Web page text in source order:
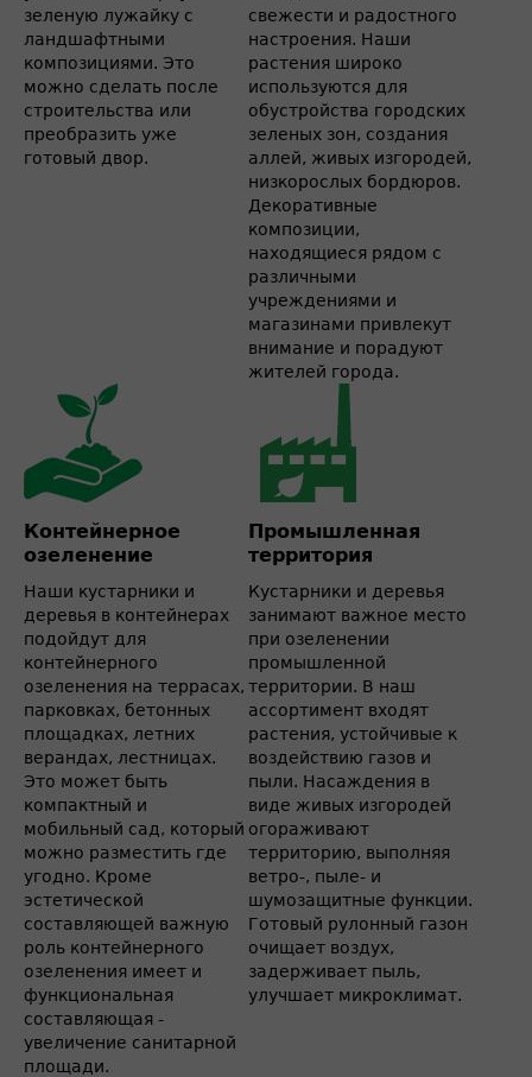
зеленую лужайку с
ландшафтными
композициями. Это
можно сделать после
строительства или
преобразить уже
готовый двор.
свежести и радостного
настроения. Наши
растения широко
используются для
обустройства городских
зеленых зон, создания
аллей, живых изгородей,
низкорослых бордюров.
Декоративные
композиции,
находящиеся рядом с
различными
учреждениями и
магазинами привлекут
внимание и порадуют
жителей города.
Контейнерное
озеленение
Наши кустарники и
деревья в контейнерах
подойдут для
контейнерного
озеленения на террасах,
парковках, бетонных
площадках, летних
верандах, лестницах.
Это может быть
компактный и
мобильный сад, который
можно разместить где
угодно. Кроме
эстетической
составляющей важную
роль контейнерного
озеленения имеет и
функциональная
составляющая -
увеличение санитарной
площади.
Промышленная
территория
Кустарники и деревья
занимают важное место
при озеленении
промышленной
территории. В наш
ассортимент входят
растения, устойчивые к
воздействию газов и
пыли. Насаждения в
виде живых изгородей
огораживают
территорию, выполняя
ветро-, пыле- и
шумозащитные функции.
Готовый рулонный газон
очищает воздух,
задерживает пыль,
улучшает микроклимат.